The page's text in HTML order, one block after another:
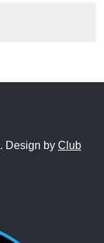
. Design by Club